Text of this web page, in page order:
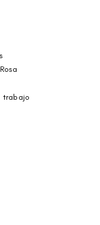
trabajo